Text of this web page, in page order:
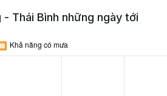
Thái Bình những ngày tới